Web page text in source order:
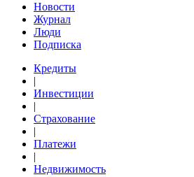
Новости
Журнал
Люди
Подписка
Кредиты
|
Инвестиции
|
Страхование
|
Платежи
|
Недвижимость